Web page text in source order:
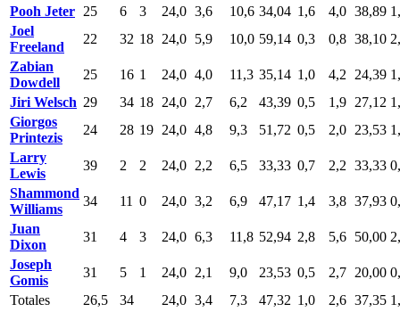
Pooh Jeter 25 6 3 24,0 3,6 10,6 34,04 1,6 4,0 38,89
Joel
Freeland
22 32 18 24,0 5,9 10,0 59,14 0,3 0,8 38,10
Zabian
Dowdell
25 16 1 24,0 4,0 11,3 35,14 1,0 4,2 24,39
Jiri Welsch 29 34 18 24,0 2,7 6,2 43,39 0,5 1,9 27,12
Giorgos
Printezis
24 28 19 24,0 4,8 9,3 51,72 0,5 2,0 23,53
Larry
Lewis
39 2 2 24,0 2,2 6,5 33,33 0,7 2,2 33,33
Shammond
Williams
34 11 0 24,0 3,2 6,9 47,17 1,4 3,8 37,93
Juan
Dixon
31 4 3 24,0 6,3 11,8 52,94 2,8 5,6 50,00
Joseph
Gomis
31 5 1 24,0 2,1 9,0 23,53 0,5 2,7 20,00
Totales
26,5 34 24,0 3,4 7,3 47,32 1,0 2,6 37,35